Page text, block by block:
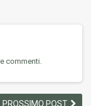
commenti.
PROSSIMO POST